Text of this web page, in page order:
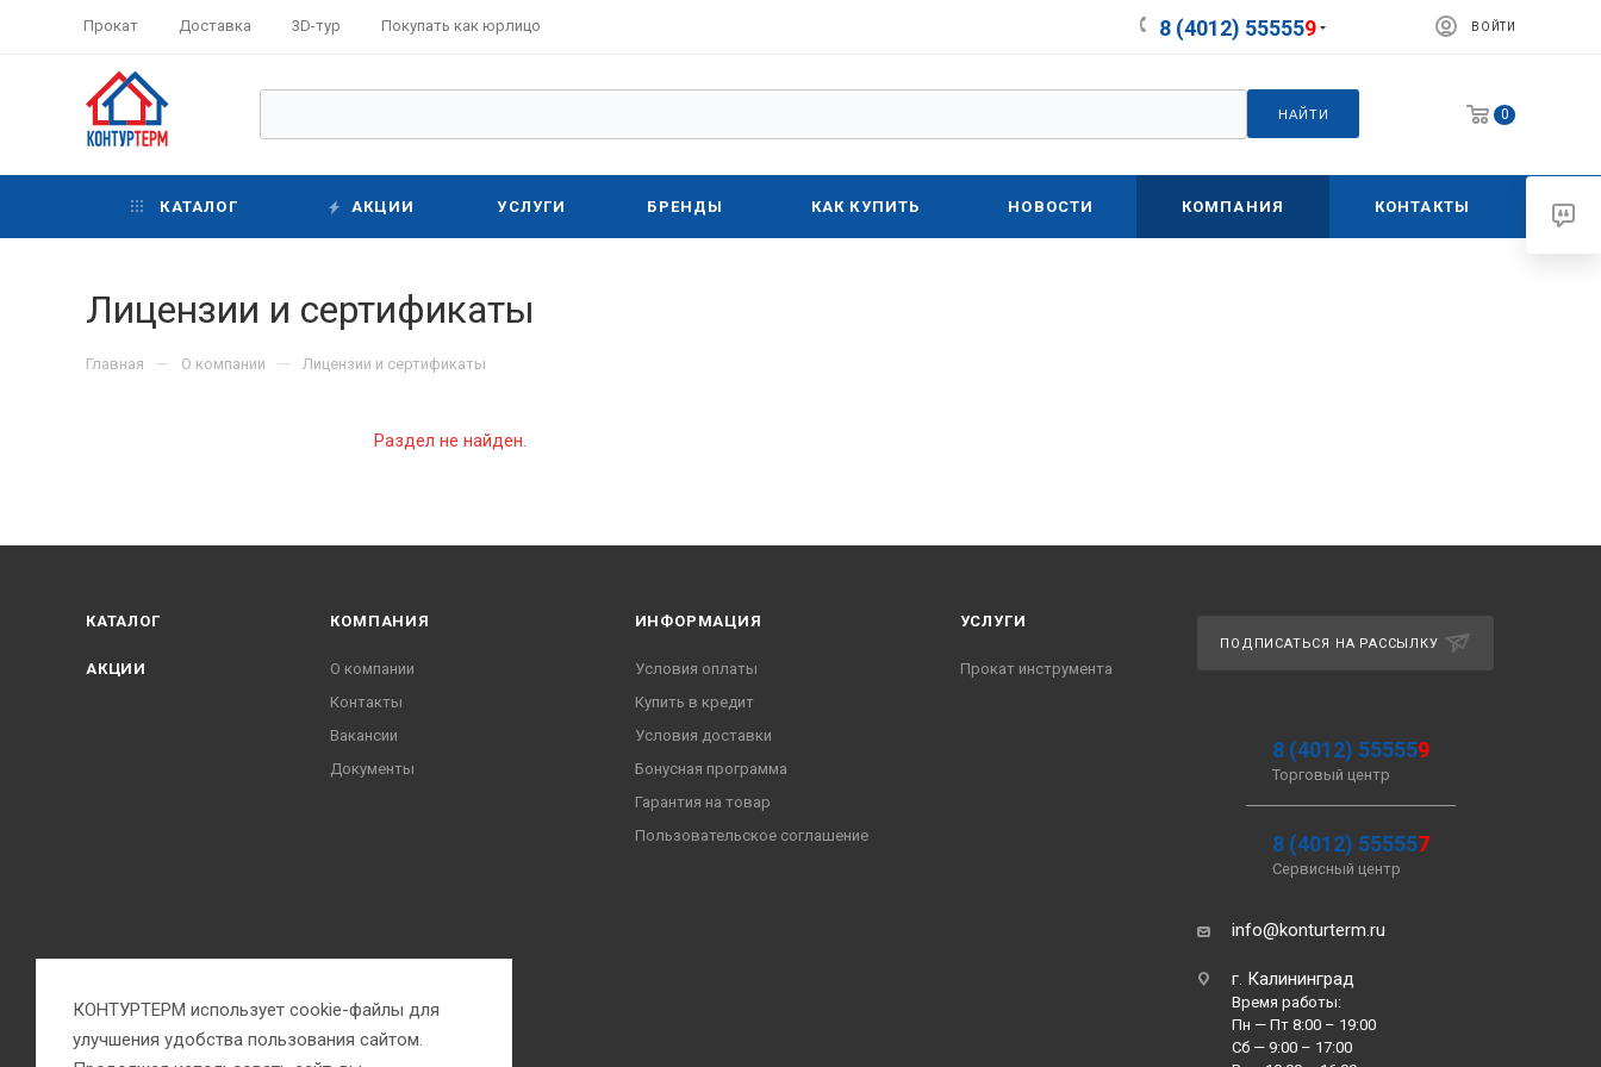
Прокат Доставка 3D-тур Покупать как юрлицо 8 (4012) 555559 ВОЙТИ
НАЙТИ 0
КАТАЛОГ АКЦИИ УСЛУГИ БРЕНДЫ КАК КУПИТЬ НОВОСТИ КОМПАНИЯ КОНТАКТЫ
Лицензии и сертификаты
Главная — О компании — Лицензии и сертификаты
Раздел не найден.
КАТАЛОГ
АКЦИИ
КОМПАНИЯ
О компании
Контакты
Вакансии
Документы
ИНФОРМАЦИЯ
Условия оплаты
Купить в кредит
Условия доставки
Бонусная программа
Гарантия на товар
Пользовательское соглашение
УСЛУГИ
Прокат инструмента
ПОДПИСАТЬСЯ НА РАССЫЛКУ
8 (4012) 555559
Торговый центр
8 (4012) 555557
Сервисный центр
info@konturterm.ru
г. Калининград
Время работы:
Пн — Пт 8:00 – 19:00
Сб — 9:00 – 17:00
КОНТУРТЕРМ использует cookie-файлы для
улучшения удобства пользования сайтом.